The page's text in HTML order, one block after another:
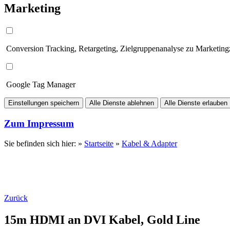
Marketing
Conversion Tracking, Retargeting, Zielgruppenanalyse zu
Google Tag Manager
Einstellungen speichern Alle Dienste ablehnen Alle Dienste erlauben
Zum Impressum
Sie befinden sich hier: » Startseite » Kabel & Adapter
Zurück
15m HDMI an DVI Kabel, Gold Line